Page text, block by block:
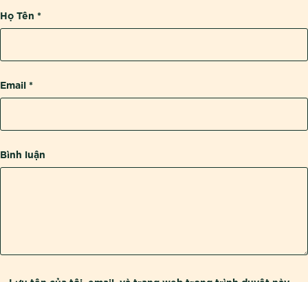
Bình luận
Họ Tên *
Email *